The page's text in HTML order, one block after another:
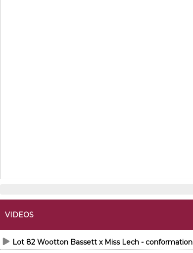
VIDEOS
Lot 82 Wootton Bassett x Miss Lech - conformation